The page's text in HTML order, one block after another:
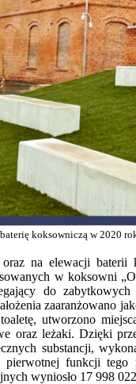
koksowniczą w 2020
na elewacji baterii
w koksowni
do zabytkowych
zaaranżowano
utworzono
oraz leżaki. Dzięki
substancji,
pierwotnej funkcji
wyniosło 17 998